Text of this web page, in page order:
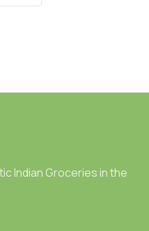
Indian Groceries in the